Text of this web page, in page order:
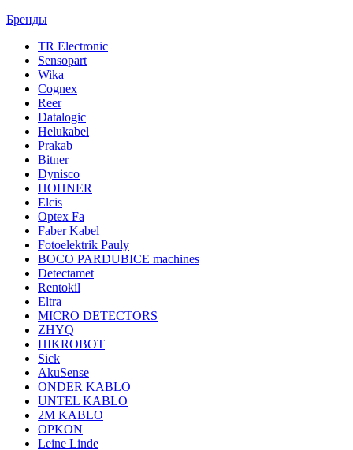
Бренды
TR Electronic
Sensopart
Wika
Cognex
Reer
Datalogic
Helukabel
Prakab
Bitner
Dynisco
HOHNER
Elcis
Optex Fa
Faber Kabel
Fotoelektrik Pauly
BOCO PARDUBICE machines
Detectamet
Rentokil
Eltra
MICRO DETECTORS
ZHYQ
HIKROBOT
Sick
AkuSense
ONDER KABLO
UNTEL KABLO
2M KABLO
OPKON
Leine Linde